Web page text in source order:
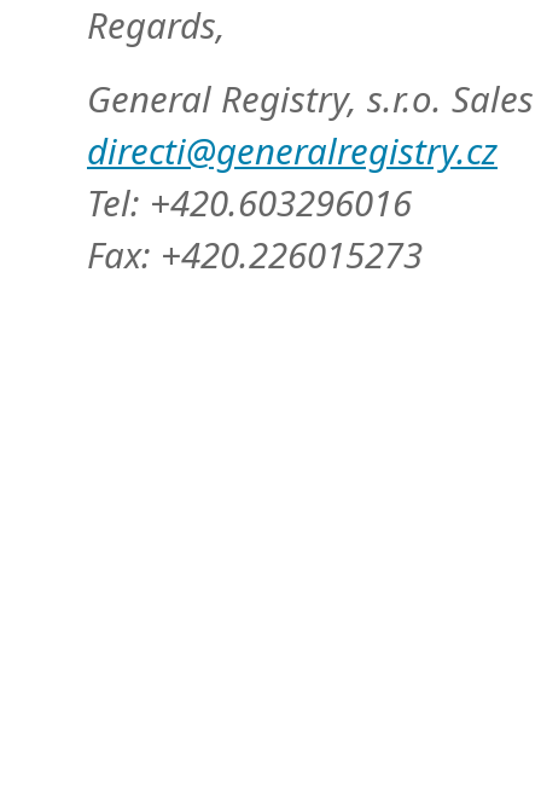
Regards,
General Registry, s.r.o.
directi@generalregistry.cz
Tel: +420.603296016
Fax: +420.226015273